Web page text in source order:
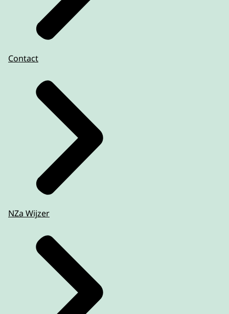
Contact
NZa Wijzer